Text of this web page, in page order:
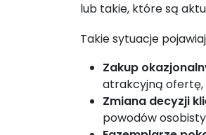
lub takie, które są
Takie sytuacje
Zakup
atrakcyjną ofertę,
Zmiana decyzji
powodów